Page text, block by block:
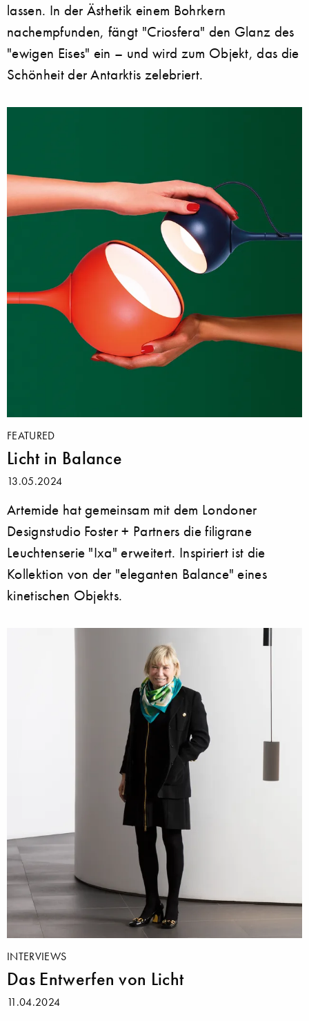
lassen. In der Ästhetik einem Bohrkern
nachempfunden, fängt "Criosfera" den Glanz des
"ewigen Eises" ein – und wird zum Objekt, das die
Schönheit der Antarktis zelebriert.
FEATURED
Licht in Balance
13.05.2024
Artemide hat gemeinsam mit dem Londoner
Designstudio Foster + Partners die filigrane
Leuchtenserie "Ixa" erweitert. Inspiriert ist die
Kollektion von der "eleganten Balance" eines
kinetischen Objekts.
INTERVIEWS
Das Entwerfen von Licht
11.04.2024